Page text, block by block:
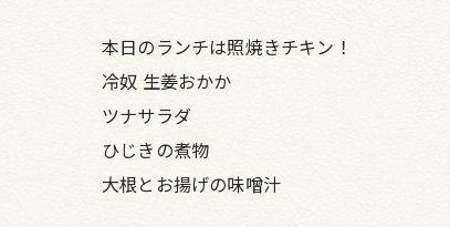
本日のランチは照焼きチキン！
冷奴 生姜おかか
ツナサラダ
ひじきの煮物
大根とお揚げの味噌汁